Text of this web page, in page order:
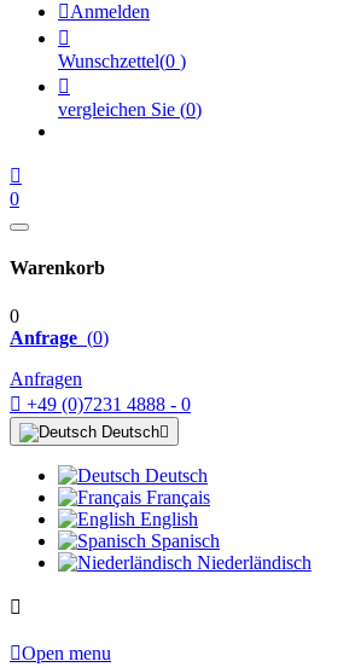
Anmelden

Wunschzettel(0 )

vergleichen Sie (0)

0
Warenkorb
0
Anfrage (0)
Anfragen
 +49 (0)7231 4888 - 0
Deutsch
Deutsch
Français
English
Spanisch
Niederländisch

Open menu